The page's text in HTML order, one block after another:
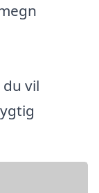
vil